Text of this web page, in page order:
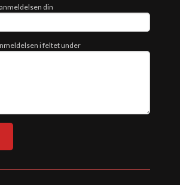
din
i feltet under